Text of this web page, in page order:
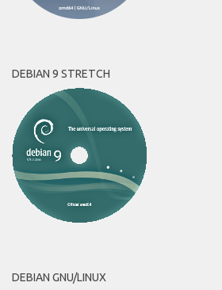
DEBIAN 9 STRETCH
DEBIAN GNU/LINUX